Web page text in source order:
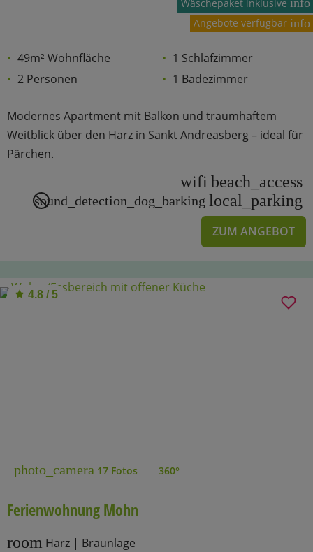
Wäschepaket inklusiveinfo
Angebote verfügbar info
49m² Wohnfläche
2 Personen
1 Schlafzimmer
1 Badezimmer
Modernes Apartment mit Balkon und traumhaftem
Weitblick über den Harz in Sankt Andreasberg – ideal für
Pärchen.
wifi beach_access
sound_detection_dog_barking local_parking
ZUM ANGEBOT
4.8 / 5
photo_camera 17 Fotos 360°
Ferienwohnung Mohn
room Harz | Braunlage